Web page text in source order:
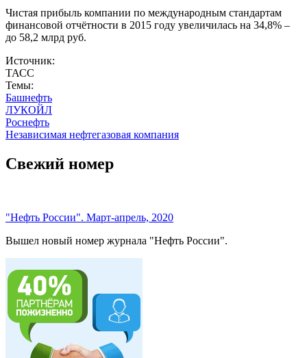
Чистая прибыль компании по международным стандартам
финансовой отчётности в 2015 году увеличилась на 34,8% –
до 58,2 млрд руб.
Источник:
ТАСС
Темы:
Башнефть
ЛУКОЙЛ
Роснефть
Независимая нефтегазовая компания
Свежий номер
"Нефть России". Март-апрель, 2020
Вышел новый номер журнала "Нефть России".